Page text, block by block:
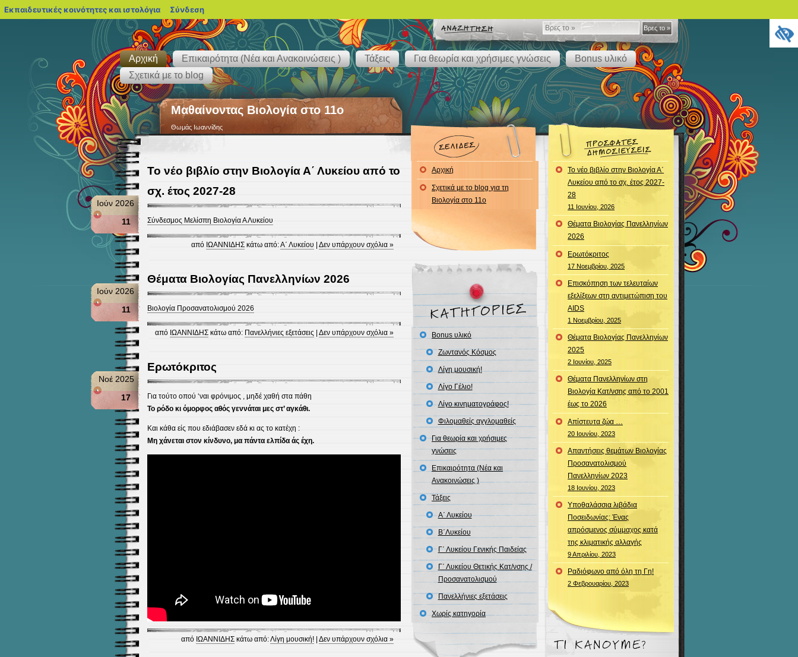
Βρες
το
»
Βρες το »
Αρχική Επικαιρότητα (Νέα και Ανακοινώσεις ) Τάξεις Για θεωρία και χρήσιμες γνώσεις
Bonus υλικό
Σχετικά με το blog
Μαθαίνοντας Βιολογία στο 11o
Θωμάς Ιωαννίδης
Το νέο βιβλίο στην Βιολογία Α΄ Λυκείου από το
σχ. έτος 2027-28
Ιούν 2026
11
Σύνδεσμος Μελίσπη Βιολογία Α Λυκείου
από ΙΩΑΝΝΙΔΗΣκάτω από:Α΄ Λυκείου Δεν υπάρχουν σχόλια »
Θέματα Βιολογίας Πανελληνίων 2026
Ιούν 2026
11
Βιολογία Προσανατολισμού 2026
από ΙΩΑΝΝΙΔΗΣκάτω από: Πανελλήνιες εξετάσεις Δεν υπάρχουν σχόλια »
Ερωτόκριτος
Νοέ 2025
17
Για τούτο οπού ‘ναι φρόνιμος , μηδέ χαθή στα πάθη
Το ρόδο κι όμορφος αθός γεννάται μες στ’ αγκάθι.
Και κάθα είς που εδιάβασεν εδά κι ας το κατέχη :
Μη χάνεται στον κίνδυνο, μα πάντα ελπίδα άς έχη.
από ΙΩΑΝΝΙΔΗΣκάτω από:Λίγη μουσική!| Δεν υπάρχουν σχόλια »
Αρχική
Σχετικά με το blog για τη
Βιολογία στο 11ο
Bonus υλικό
Ζωντανός Κόσμος
Λίγη μουσική!
Λίγο Γέλιο!
Λίγο κινηματογράφος!
Φιλομαθείς αγγλομαθείς
Για θεωρία και χρήσιμες
γνώσεις
Επικαιρότητα (Νέα και
Ανακοινώσεις )
Τάξεις
Α΄ Λυκείου
Β΄Λυκείου
Γ΄ Λυκείου Γενικής Παιδείας
Γ΄ Λυκείου Θετικής Κατ/νσης /
Προσανατολισμού
Πανελλήνιες εξετάσεις
Χωρίς κατηγορία
Το νέο βιβλίο στην Βιολογία Α΄
Λυκείου από το σχ. έτος 2027-
28
11 Ιουνίου, 2026
Θέματα Βιολογίας Πανελληνίων
2026
Ερωτόκριτος
17 Νοεμβρίου, 2025
Επισκόπηση των τελευταίων
εξελίξεων στη αντιμετώπιση του
AIDS
1 Νοεμβρίου, 2025
Θέματα Βιολογίας Πανελληνίων
2025
2 Ιουνίου, 2025
Θέματα Πανελληνίων στη
Βιολογία Κατ/νσης από το 2001
έως το 2026
Απίστευτα ζώα …
20 Ιουνίου, 2023
Απαντήσεις θεμάτων Βιολογίας
Προσανατολισμού
Πανελληνίων 2023
18 Ιουνίου, 2023
Υποθαλάσσια λιβάδια
Ποσειδωνίας: Ένας
απρόσμενος σύμμαχος κατά
της κλιματικής αλλαγής
9 Απριλίου, 2023
Ραδιόφωνο από όλη τη Γη!
2 Φεβρουαρίου, 2023
Εκπαιδευτικές κοινότητες και ιστολόγια blogs.sch.gr
Σύνδεση